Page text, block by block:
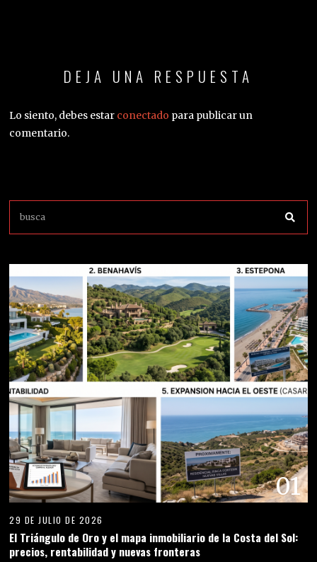
DEJA UNA RESPUESTA
Lo siento, debes estar conectado para publicar un
comentario.
01
29 DE JULIO DE 2026
El Triángulo de Oro y el mapa inmobiliario de la Costa del Sol:
precios, rentabilidad y nuevas fronteras